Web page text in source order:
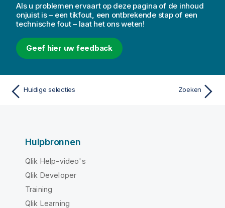
Als u problemen ervaart op deze pagina of de inhoud
onjuist is – een tikfout, een ontbrekende stap of een
technische fout – laat het ons weten!
Geef hier uw feedback
Huidige selecties Zoeken
Hulpbronnen
Qlik Help-video's
Qlik Developer
Training
Qlik Learning